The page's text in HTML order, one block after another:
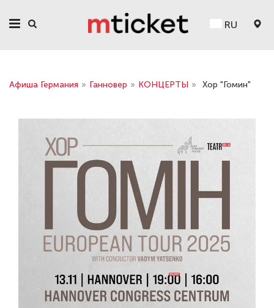
RU
Афиша Германия » Ганновер » КОНЦЕРТЫ » Хор "Гомин"